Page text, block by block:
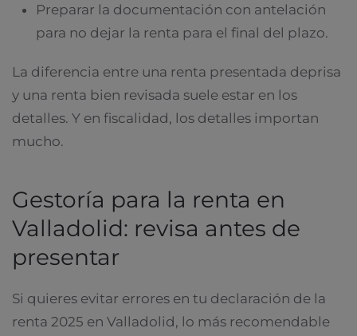
Preparar la documentación con antelación
para no dejar la renta para el final del plazo.
La diferencia entre una renta presentada deprisa
y una renta bien revisada suele estar en los
detalles. Y en fiscalidad, los detalles importan
mucho.
Gestoría para la renta en
Valladolid: revisa antes de
presentar
Si quieres evitar errores en tu declaración de la
renta 2025 en Valladolid, lo más recomendable